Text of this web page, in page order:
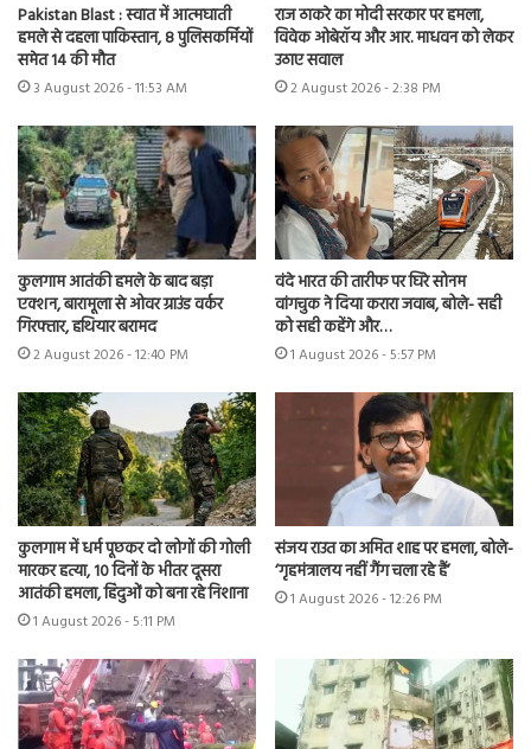
Pakistan Blast : स्वात में आत्मघाती
हमले से दहला पाकिस्तान, 8 पुलिसकर्मियों
समेत 14 की मौत
3 August 2026 - 11:53 AM
राज ठाकरे का मोदी सरकार पर हमला,
विवेक ओबेरॉय और आर. माधवन को लेकर
उठाए सवाल
2 August 2026 - 2:38 PM
कुलगाम आतंकी हमले के बाद बड़ा
एक्शन, बारामूला से ओवर ग्राउंड वर्कर
गिरफ्तार, हथियार बरामद
2 August 2026 - 12:40 PM
वंदे भारत की तारीफ पर घिरे सोनम
वांगचुक ने दिया करारा जवाब, बोले- सही
को सही कहेंगे और…
1 August 2026 - 5:57 PM
कुलगाम में धर्म पूछकर दो लोगों की गोली
मारकर हत्या, 10 दिनों के भीतर दूसरा
आतंकी हमला, हिंदुओं को बना रहे निशाना
1 August 2026 - 5:11 PM
संजय राउत का अमित शाह पर हमला, बोले-
‘गृहमंत्रालय नहीं गैंग चला रहे हैं’
1 August 2026 - 12:26 PM